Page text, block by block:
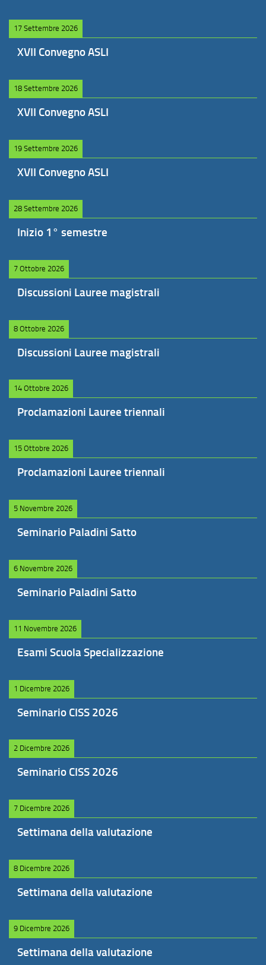
17 Settembre 2026
XVII Convegno ASLI
18 Settembre 2026
XVII Convegno ASLI
19 Settembre 2026
XVII Convegno ASLI
28 Settembre 2026
Inizio 1° semestre
7 Ottobre 2026
Discussioni Lauree magistrali
8 Ottobre 2026
Discussioni Lauree magistrali
14 Ottobre 2026
Proclamazioni Lauree triennali
15 Ottobre 2026
Proclamazioni Lauree triennali
5 Novembre 2026
Seminario Paladini Satto
6 Novembre 2026
Seminario Paladini Satto
11 Novembre 2026
Esami Scuola Specializzazione
1 Dicembre 2026
Seminario CISS 2026
2 Dicembre 2026
Seminario CISS 2026
7 Dicembre 2026
Settimana della valutazione
8 Dicembre 2026
Settimana della valutazione
9 Dicembre 2026
Settimana della valutazione